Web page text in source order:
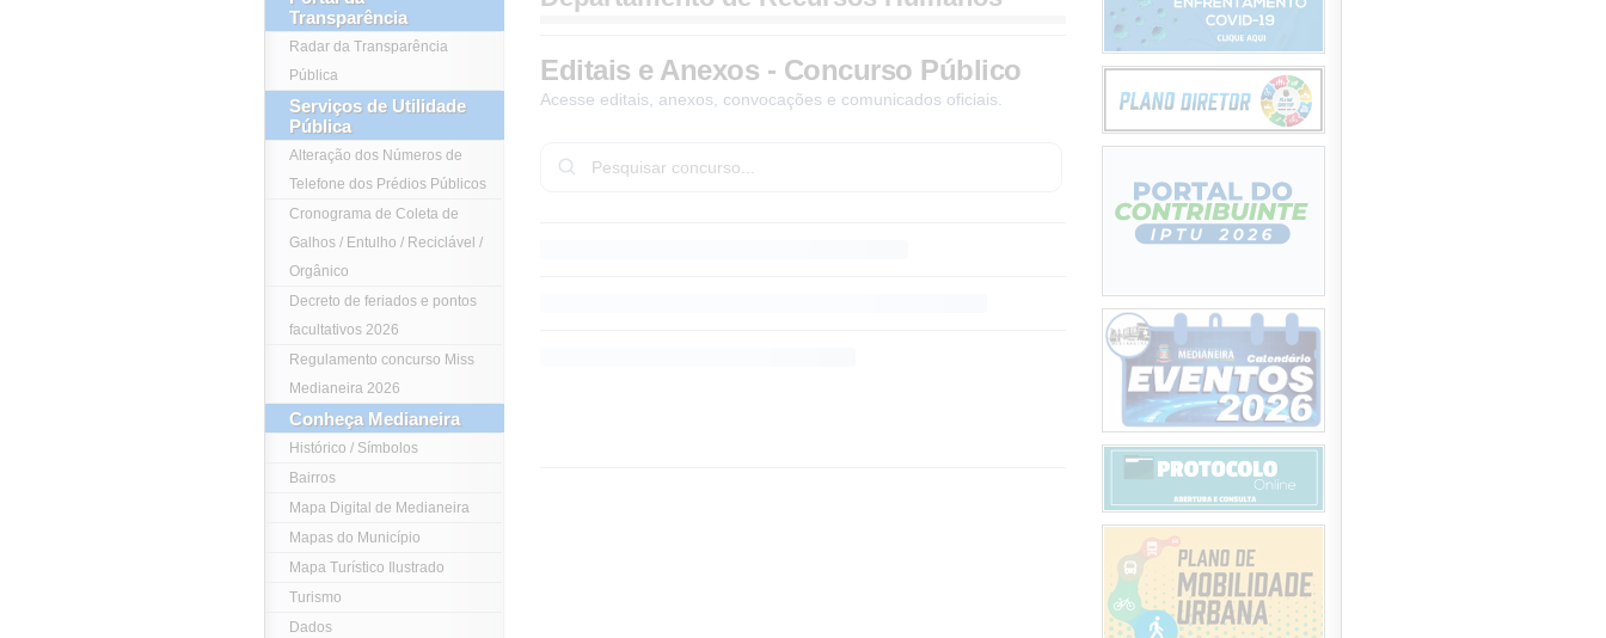
Transparência
Radar da Transparência
Pública
Serviços de Utilidade
Pública
Alteração dos Números de
Telefone dos Prédios Públicos
Cronograma de Coleta de
Galhos / Entulho / Reciclável /
Orgânico
Decreto de feriados e pontos
facultativos 2026
Regulamento concurso Miss
Medianeira 2026
Conheça Medianeira
Histórico / Símbolos
Bairros
Mapa Digital de Medianeira
Mapas do Município
Mapa Turístico Ilustrado
Turismo
Dados
Editais e Anexos - Concurso Público
Acesse editais, anexos, convocações e comunicados oficiais.